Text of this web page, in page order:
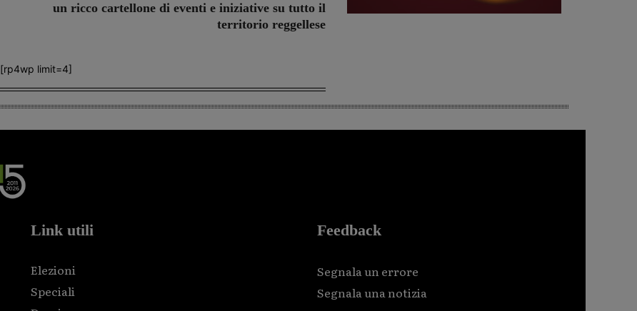
un ricco cartellone di eventi e iniziative su tutto il
territorio reggellese
[rp4wp limit=4]
Link utili
Elezioni
Speciali
Feedback
Segnala un errore
Segnala una notizia